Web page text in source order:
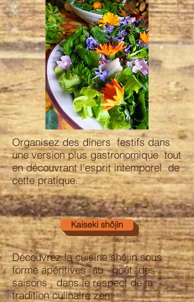
Organisez des diners festifs dans
une version plus gastronomique tout
en découvrant l'esprit intemporel de
cette pratique.
Kaiseki shôjin
Découvrez la cuisine shôjin sous
forme apéritives au goût des
saisons , dans le respect de la
tradition culinaire zen